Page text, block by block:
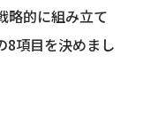
略的に組み立て
8項目を決めまし